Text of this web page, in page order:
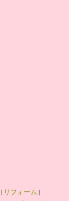
| リフォーム |